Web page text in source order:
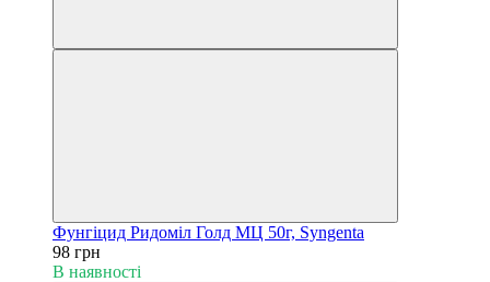
Фунгіцид Ридоміл Голд МЦ 50г, Syngenta
98 грн
В наявності